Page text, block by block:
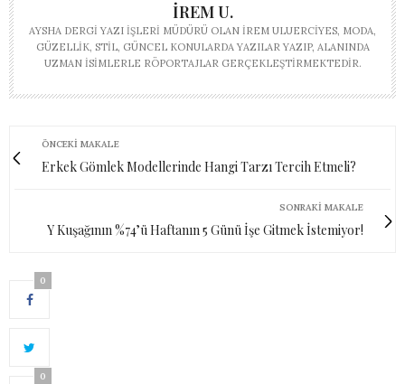
İREM U.
AYSHA DERGI YAZI İŞLERI MÜDÜRÜ OLAN İREM ULUERCIYES, MODA,
GÜZELLIK, STIL, GÜNCEL KONULARDA YAZILAR YAZIP, ALANINDA
UZMAN ISIMLERLE RÖPORTAJLAR GERÇEKLEŞTIRMEKTEDIR.
ÖNCEKI MAKALE
Erkek Gömlek Modellerinde Hangi Tarzı Tercih Etmeli?
SONRAKI MAKALE
Y Kuşağının %74’ü Haftanın 5 Günü İşe Gitmek İstemiyor!
0
0